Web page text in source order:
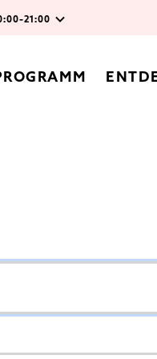
zum Inhalt
21:00